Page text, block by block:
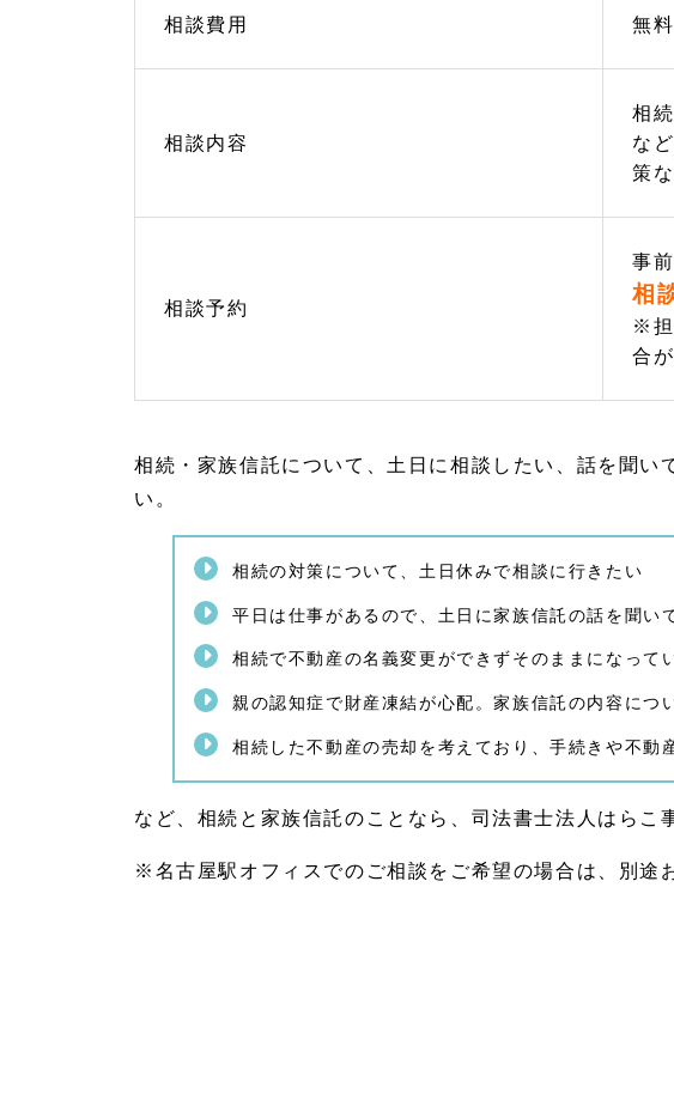
1.
相続
ご相
談
3
相談
相続
知症
の不
安・
家族
信託
のご
相談
は司
法書
士は
らこ
事務
相談費用 無料
相談内容
相
な
策な
相談予約
事
相
※担
合
相続・家族信託について、土日に相談したい、話を聞い
い。
相続の対策について、土日休みで相談に行きたい
平日は仕事があるので、土日に家族信託の話を聞い
相続で不動産の名義変更ができずそのままになって
親の認知症で財産凍結が心配。家族信託の内容につ
相続した不動産の売却を考えており、手続きや不動
など、相続と家族信託のことなら、司法書士法人はらこ
※名古屋駅オフィスでのご相談をご希望の場合は、別途